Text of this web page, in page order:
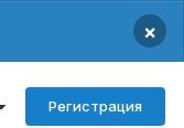
×
Регистрация